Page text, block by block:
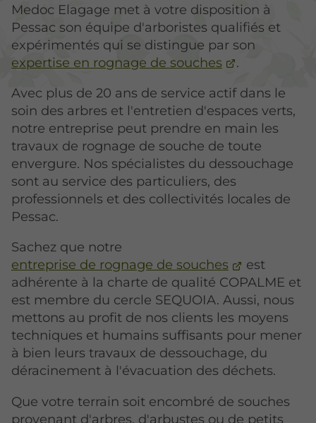
Medoc Elagage met à votre disposition à
Pessac son équipe d'arboristes qualifiés et
expérimentés qui se distingue par son
expertise en rognage de souches
.
Avec plus de 20 ans de service actif dans le
soin des arbres et l'entretien d'espaces verts,
notre entreprise peut prendre en main les
travaux de rognage de souche de toute
envergure. Nos spécialistes du dessouchage
sont au service des particuliers, des
professionnels et des collectivités locales de
Pessac.
Sachez que notre
entreprise de rognage de souches
est
adhérente à la charte de qualité COPALME et
est membre du cercle SEQUOIA. Aussi, nous
mettons au profit de nos clients les moyens
techniques et humains suffisants pour mener
à bien leurs travaux de dessouchage, du
déracinement à l'évacuation des déchets.
Que votre terrain soit encombré de souches
provenant d'arbres, d'arbustes ou de petits